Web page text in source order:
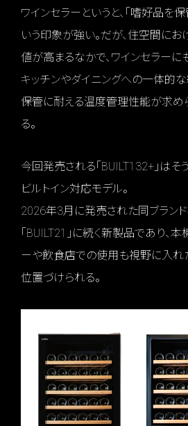
ワインセラーというと、「嗜好品を
いう印象が強い。だが、住空間に
値が高まるなかで、ワインセラーに
キッチンやダイニングへの一体的
保管に耐える温度管理性能が求め
る。
今回発売される「BUILT132+」はそ
ビルトイン対応モデル。
2026年3月に発売された同ブラン
「BUILT21」に続く新製品であり、
ーや飲食店での使用も視野に入れ
位置づけられる。